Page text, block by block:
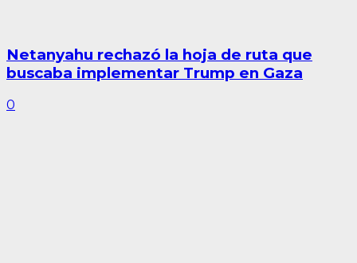
Netanyahu rechazó la hoja de ruta que
buscaba implementar Trump en Gaza
0